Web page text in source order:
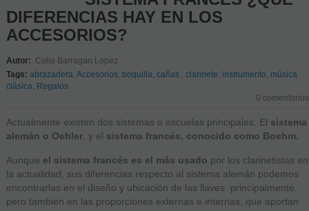
DIFERENCIAS HAY EN LOS
ACCESORIOS?
Autor: Celia Barragan Lopez
Tags: abrazadera Accesorios, boquilla cañas clarinete instrumento música
clásica Regalos
0 comentarios
Actualmente existen dos sistemas o escuelas principales: El sistema
alemán o Oehler, y el sistema francés, conocido como Boehm.
Aunque el sistema francés es el más usado por los clarinetistas en
la actualidad, sus diferencias respecto al sistema alemán podemos
encontrarlas en el diseño y ubicación de las llaves principalmente,
pero también en las proporciones externas e internas, que aportan